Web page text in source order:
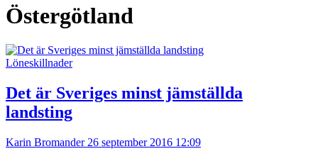
Östergötland
Löneskillnader
Det är Sveriges minst jämställda
landsting
Karin Bromander 26 september 2016 12:09